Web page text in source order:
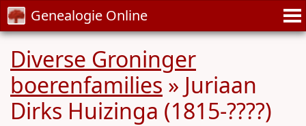
Genealogie Online
Diverse Groninger
boerenfamilies » Juriaan
Dirks Huizinga (1815-????)